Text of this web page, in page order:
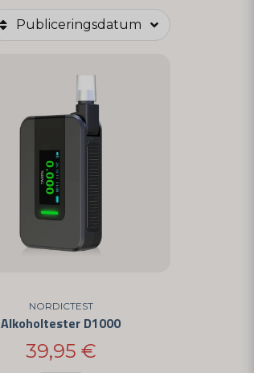
Publiceringsdatum
NORDICTEST
Alkoholtester D1000
39,95 €